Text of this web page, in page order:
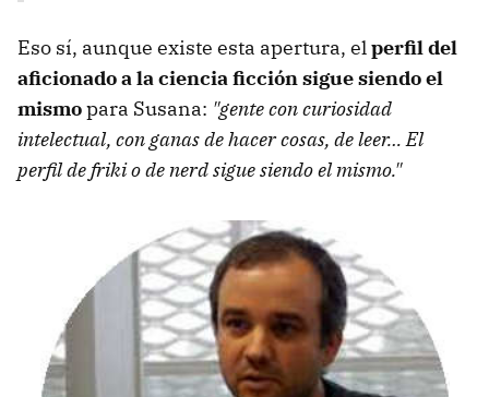
Eso sí, aunque existe esta apertura, el perfil del
aficionado a la ciencia ficción sigue siendo el
mismopara Susana: "gente con curiosidad
intelectual, con ganas de hacer cosas, de leer… El
perfil de friki o de nerd sigue siendo el mismo."